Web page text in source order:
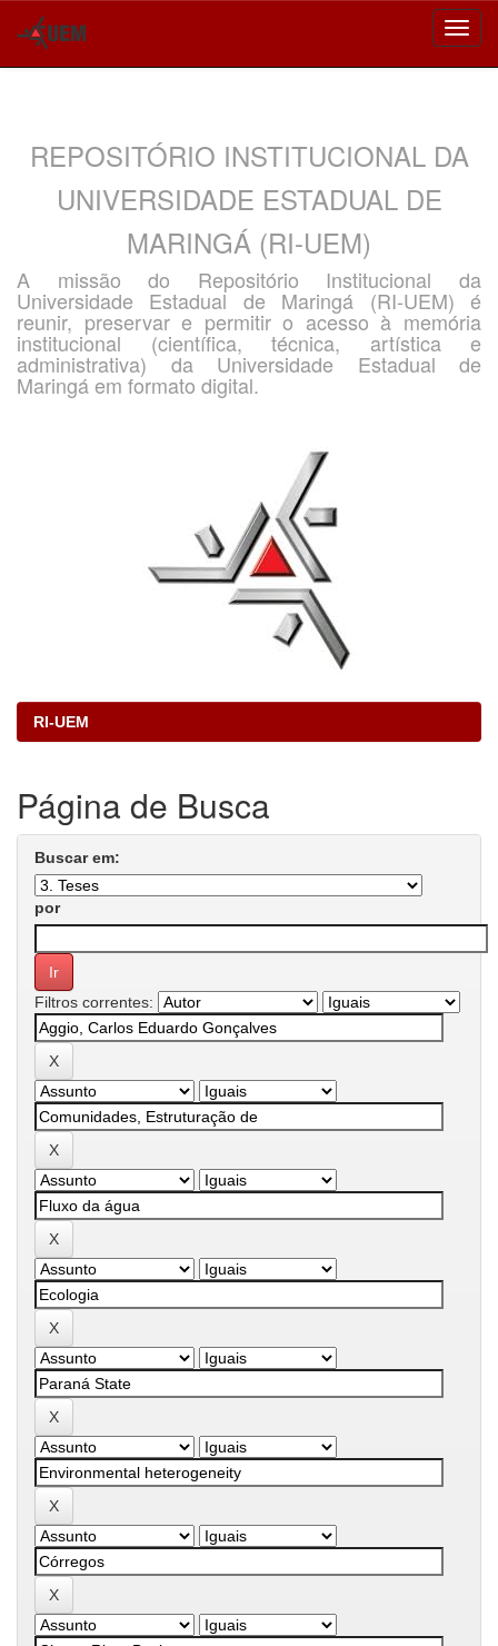
REPOSITÓRIO INSTITUCIONAL DA
UNIVERSIDADE ESTADUAL DE
MARINGÁ (RI-UEM)
A missão do Repositório Institucional da
Universidade Estadual de Maringá (RI-UEM) é
reunir, preservar e permitir o acesso à memória
institucional (científica, técnica, artística e
administrativa) da Universidade Estadual de
Maringá em formato digital.
RI-UEM
Página de Busca
Buscar em:
por
Filtros correntes: